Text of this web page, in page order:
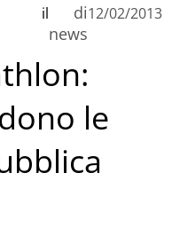
di
news
il 12/02/2013
le